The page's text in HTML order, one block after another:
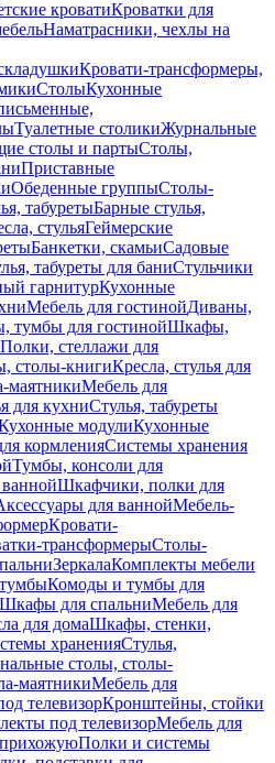
кроватиКроватки для
Наматрасники, чехлы на
Кровати-трансформеры,
СтолыКухонные
Туалетные столикиЖурнальные
столы и партыСтолы,
Приставные
Обеденные группыСтолы-
табуретыБарные стулья,
стульяГеймерские
Банкетки, скамьиСадовые
табуреты для баниСтульчики
гарнитурКухонные
Мебель для гостинойДиваны,
тумбы для гостинойШкафы,
Полки, стеллажи для
столы-книгиКресла, стулья для
маятникиМебель для
для кухниСтулья, табуреты
модулиКухонные
кормленияСистемы хранения
Тумбы, консоли для
Шкафчики, полки для
для ваннойМебель-
Кровати-
трансформерыСтолы-
ЗеркалаКомплекты мебели
Комоды и тумбы для
Шкафы для спальниМебель для
для домаШкафы, стенки,
храненияСтулья,
столы, столы-
маятникиМебель для
телевизорКронштейны, стойки
под телевизорМебель для
Полки и системы